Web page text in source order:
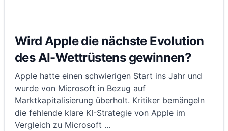
Wird Apple die nächste Evolution
des AI-Wettrüstens gewinnen?
Apple hatte einen schwierigen Start ins Jahr und
wurde von Microsoft in Bezug auf
Marktkapitalisierung überholt. Kritiker bemängeln
die fehlende klare KI-Strategie von Apple im
Vergleich zu Microsoft ...